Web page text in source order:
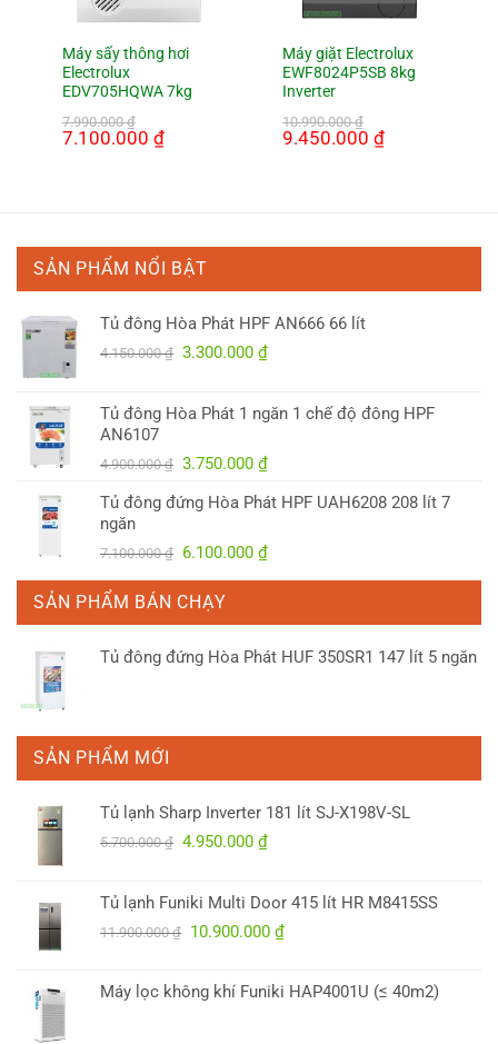
Máy sấy thông hơi
Electrolux
EDV705HQWA 7kg
7.990.000₫
Giá
gốc
7.100.000 ₫Giá
hiện
Máy giặt Electrolux
EWF8024P5SB 8kg
Inverter
10.990.000₫
Giá
gốc
9.450.000 ₫Giá
hiện
SẢN PHẨM NỔI BẬT
Tủ đông Hòa Phát HPF AN666 66 lít
4.150.000₫ Giá
4.150.000 ₫.
3.300.000 ₫Giá
là:
Tủ đông Hòa Phát 1 ngăn 1 chế độ đông HPF
AN6107
4.900.000₫ Giá
là:
3.750.000 ₫Giá
tại
3.750.000 ₫.
Tủ đông đứng Hòa Phát HPF UAH6208 208 lít 7
ngăn
7.100.000₫ Giá
là:
7.100.000 ₫.
6.100.000 ₫Giá
là:
SẢN PHẨM BÁN CHẠY
Tủ đông đứng Hòa Phát HUF 350SR1 147 lít 5 ngăn
SẢN PHẨM MỚI
Tủ lạnh Sharp Inverter 181 lít SJ-X198V-SL
5.700.000₫ Giá
5.700.000 ₫.
4.950.000 ₫Giá
là:
4.950.000 ₫.
Tủ lạnh Funiki Multi Door 415 lít HR M8415SS
11.900.000₫ Giá
11.900.000 ₫.
10.900.000 ₫Giá
là:
Máy lọc không khí Funiki HAP4001U (≤ 40m2)